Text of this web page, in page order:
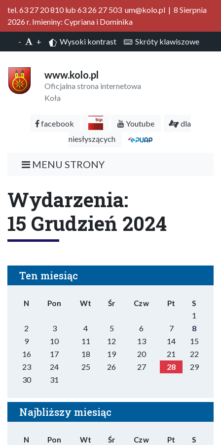
tel. 63 27 20 810 lub 63 26 27 503 um@kolo.pl | 8 Sierpnia
2026 r. Imieniny: Cypriana i Dominika
- + Wysoki kontrast Skróty klawiszowe
www.kolo.pl
Oficjalna strona internetowa
Koła
facebook Youtube
dla
niesłyszących
MENU STRONY
Wydarzenia:
15 Grudzień 2024
Ten miesiąc
N Pon Wt Śr Czw Pt S
1
2
3 4 5 6 7
8
9
10 11 12 13 14
15
16
17 18 19 20 21
22
23
24 25 26 27 28
29
30
31
Najbliższy miesiąc
N Pon Wt Śr Czw Pt S